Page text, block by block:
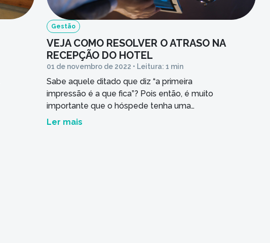
Gestão
VEJA COMO RESOLVER O ATRASO NA
RECEPÇÃO DO HOTEL
01 de novembro de 2022 • Leitura: 1 min
Sabe aquele ditado que diz “a primeira
impressão é a que fica”? Pois então, é muito
importante que o hóspede tenha uma
experiência positiva com o seu hotel desde o
Ler mais